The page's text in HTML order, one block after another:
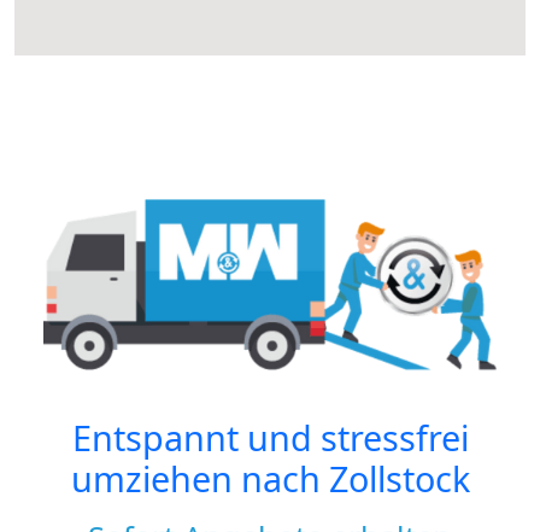
Entspannt und stressfrei
umziehen nach Zollstock